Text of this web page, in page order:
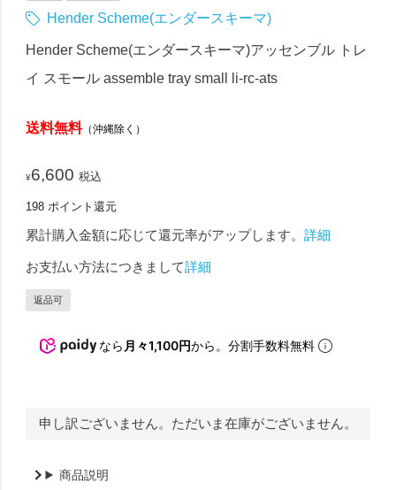
Hender Scheme(エンダースキーマ)
Hender Scheme(エンダースキーマ)アッセンブル トレ
イ スモール assemble tray small li-rc-ats
送料無料（沖縄除く）
¥6,600 税込
198 ポイント還元
累計購入金額に応じて還元率がアップします。詳細
お支払い方法につきまして詳細
返品可
なら 月々1,100円から。分割手数料無料
申し訳ございません。ただいま在庫がございません。
商品説明